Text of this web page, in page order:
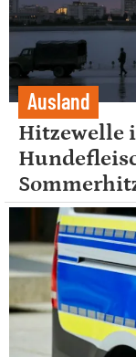
Ausland
Hitzewelle